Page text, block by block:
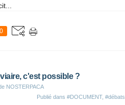
0
c'est possible ?
NOSTERPACA
Publié dans #DOCUMENT, #débats